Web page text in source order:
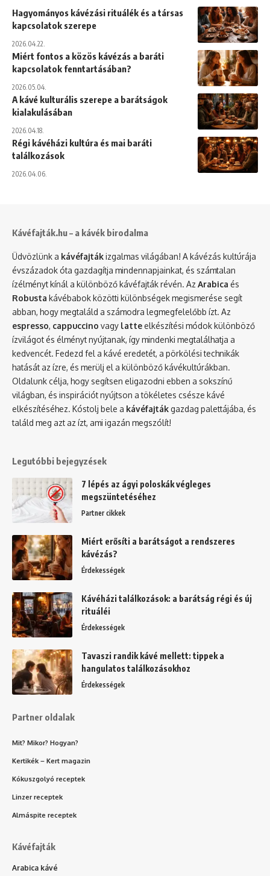
Hagyományos kávézási rituálék és a társas
kapcsolatok szerepe
2026.04.22.
Miért fontos a közös kávézás a baráti
kapcsolatok fenntartásában?
2026.05.04.
A kávé kulturális szerepe a barátságok
kialakulásában
2026.04.18.
Régi kávéházi kultúra és mai baráti
találkozások
2026.04.06.
Kávéfajták.hu – a kávék birodalma
Üdvözlünk a kávéfajtákizgalmas világában! A kávézás kultúrája
évszázadok óta gazdagítja mindennapjainkat, és számtalan
ízélményt kínál a különböző kávéfajták révén. Az Arabica és
Robusta kávébabok közötti különbségek megismerése segít
abban, hogy megtaláld a számodra legmegfelelőbb ízt. Az
espresso, cappuccino vagy latte elkészítési módok különböző
ízvilágot és élményt nyújtanak, így mindenki megtalálhatja a
kedvencét. Fedezd fel a kávé eredetét, a pörkölési technikák
hatását az ízre, és merülj el a különböző kávékultúrákban.
Oldalunk célja, hogy segítsen eligazodni ebben a sokszínű
világban, és inspirációt nyújtson a tökéletes csésze kávé
elkészítéséhez. Kóstolj bele a kávéfajtákgazdag palettájába, és
találd meg azt az ízt, ami igazán megszólít!
Legutóbbi bejegyzések
7 lépés az ágyi poloskák végleges
megszüntetéséhez
Partner cikkek
Miért erősíti a barátságot a rendszeres
kávézás?
Érdekességek
Kávéházi találkozások: a barátság régi és új
rituáléi
Érdekességek
Tavaszi randik kávé mellett: tippek a
hangulatos találkozásokhoz
Érdekességek
Partner oldalak
Mit? Mikor? Hogyan?
Kertikék – Kert magazin
Kókuszgolyó receptek
Linzer receptek
Almáspite receptek
Kávéfajták
Arabica kávé